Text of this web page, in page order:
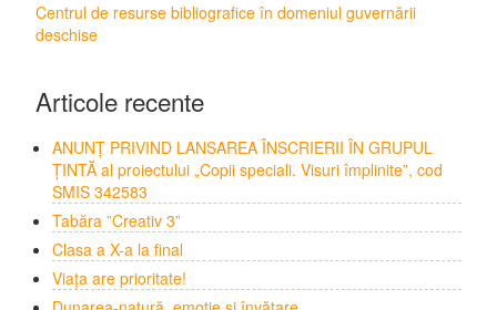
Centrul de resurse bibliografice în domeniul guvernării
deschise
Articole recente
ANUNȚ PRIVIND LANSAREA ÎNSCRIERII ÎN GRUPUL
ȚINTĂ al proiectului „Copii speciali. Visuri împlinite”, cod
SMIS 342583
Tabăra ”Creativ 3”
Clasa a X-a la final
Viața are prioritate!